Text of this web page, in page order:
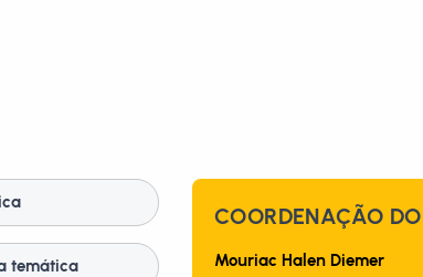
temática
COORDENAÇÃO
Mouriac Halen Diemer